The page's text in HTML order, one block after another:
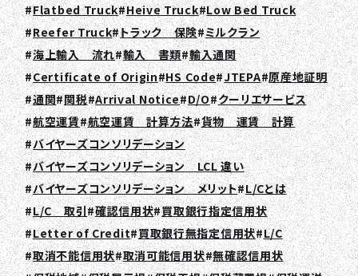
TOP
ABOUT HPS Value
SERVICES
COMPANY
Flatbed Truck Heive Truck Low Bed Truck
Reefer Truck トラック 保険 ミルクラン
海上輸入 流れ 輸入 書類 輸入通関
Certificate of Origin HS Code JTEPA 原産地証明
通関 関税 Arrival Notice D/O クーリエサービス
航空運賃 航空運賃 計算方法 貨物 運賃 計算
バイヤーズコンソリデーション
バイヤーズコンソリデーション LCL 違い
バイヤーズコンソリデーション メリット L/Cとは
L/C 取引 確認信用状 買取銀行指定信用状
Letter of Credit 買取銀行無指定信用状 L/C
取消不能信用状 取消可能信用状 無確認信用状